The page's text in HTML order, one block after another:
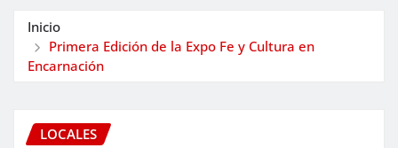
Inicio
Primera Edición de la Expo Fe y Cultura en
Encarnación
LOCALES